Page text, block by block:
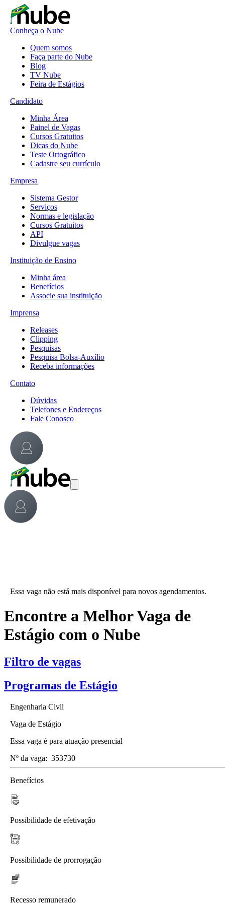
Conheça o Nube
Quem somos
Faça parte do Nube
Blog
TV Nube
Feira de Estágios
Candidato
Minha Área
Painel de Vagas
Cursos Gratuitos
Dicas do Nube
Teste Ortográfico
Cadastre seu currículo
Empresa
Sistema Gestor
Serviços
Normas e legislação
Cursos Gratuitos
API
Divulgue vagas
Instituição de Ensino
Minha área
Benefícios
Associe sua instituição
Imprensa
Releases
Clipping
Pesquisas
Pesquisa Bolsa-Auxílio
Receba informações
Contato
Dúvidas
Telefones e Endereços
Fale Conosco
Essa vaga não está mais disponível para novos agendamentos.
Encontre a Melhor Vaga de
Estágio com o Nube
Filtro de vagas
Programas de Estágio
Engenharia Civil
Vaga de Estágio
Essa vaga é para atuação presencial
Nº da vaga: 353730
Benefícios
Possibilidade de efetivação
Possibilidade de prorrogação
Recesso remunerado